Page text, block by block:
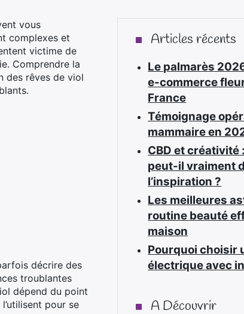
vous
complexes et
victime de
Comprendre la
des rêves de viol
décrire des
troublantes
dépend du point
pour se
Articles récents
Le palmarès
e-commerce
France
Témoignage
mammaire en
CBD et créativité
peut-il vraiment
l’inspiration ?
Les meilleures
routine beauté
maison
Pourquoi choisir
électrique avec
A Découvrir